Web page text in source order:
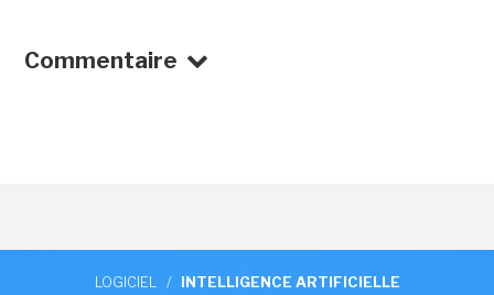
Commentaire
LOGICIEL / INTELLIGENCE ARTIFICIELLE